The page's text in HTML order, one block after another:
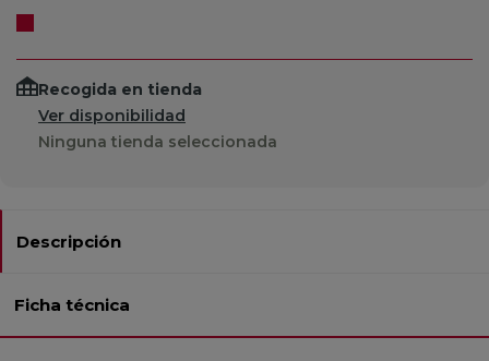
Recogida en tienda
Ver disponibilidad
Ninguna tienda seleccionada
Descripción
Ficha técnica